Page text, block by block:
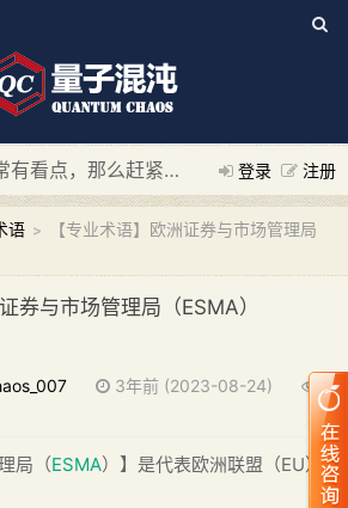
登录 注册
如果您觉得本站非常有看点，那么赶紧使用Ctrl+D 收藏我们吧
新添加量子混沌系统板块，欢迎大家访问！
---“量子混沌系
语 >
【专业术语】欧洲证券与市场管理局
券与市场管理局（ESMA）
3年前 (2023-08-24)
局（ESMA）】是代表欧洲联盟（EU）